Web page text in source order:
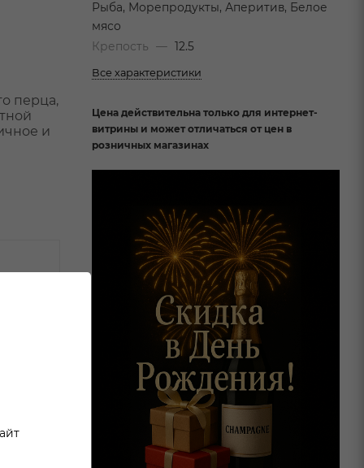
перца,
и
Рыба, Морепродукты, Аперитив, Белое
мясо
Крепость
— 12.5
Все характеристики
Цена действительна только для интернет-
витрины и может отличаться от цен в
розничных магазинах